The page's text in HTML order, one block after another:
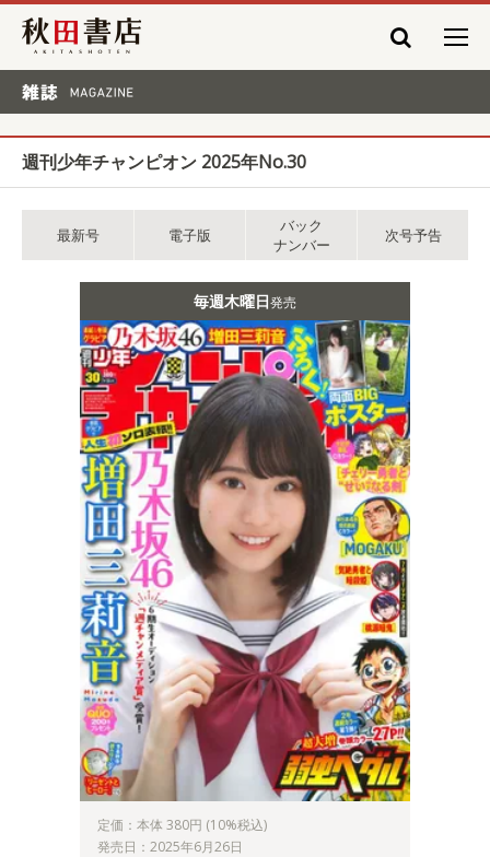
秋田書店
週刊少年チャンピオン 2025年No.30
最新号 電子版
バック
ナンバー
次号予告
毎週木曜日発売
定価：本体 380円 (10%税込)
発売日：2025年6月26日